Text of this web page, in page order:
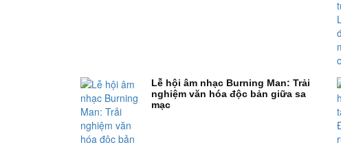
Lễ hội âm nhạc Burning Man: Trải
nghiệm văn hóa độc bản giữa sa
mạc